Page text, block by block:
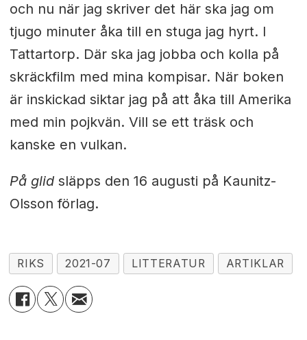
och nu när jag skriver det här ska jag om
tjugo minuter åka till en stuga jag hyrt. I
Tattartorp. Där ska jag jobba och kolla på
skräckfilm med mina kompisar. När boken
är inskickad siktar jag på att åka till Amerika
med min pojkvän. Vill se ett träsk och
kanske en vulkan.
På glid släpps den 16 augusti på Kaunitz-
Olsson förlag.
RIKS 2021-07 LITTERATUR ARTIKLAR